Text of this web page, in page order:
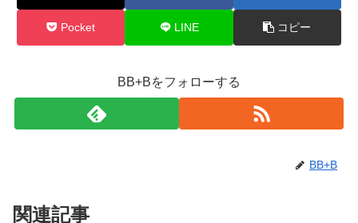
Pocket LINE コピー
BB+Bをフォローする
BB+B
関連記事